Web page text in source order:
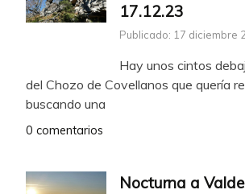
17.12.23
Publicado: 17 diciembre
Hay unos cintos
del Chozo de Covellanos que quería
buscando una
0 comentarios
Nocturna a